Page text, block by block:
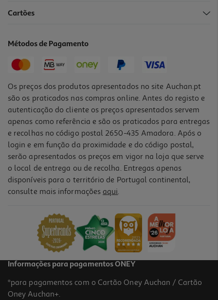
12,95 € PVP de editor
-10%
Livro No Restaurante: Livro De Atividades: De Quarto Group
PVP de editor
Cartões
Métodos de Pagamento
Os preços dos produtos apresentados no site Auchan.pt
são os praticados nas compras online. Antes do registo e
autenticação do cliente os preços apresentados servem
apenas como referência e são os praticados para entregas
e recolhas no código postal 2650-435 Amadora. Após o
login e em função da proximidade e do código postal,
serão apresentados os preços em vigor na loja que serve
o local de entrega ou de recolha. Entregas apenas
disponíveis para o território de Portugal continental,
consulte mais informações aqui.
Informações para pagamentos ONEY
*para pagamentos com o Cartão Oney Auchan / Cartão
Oney Auchan+.